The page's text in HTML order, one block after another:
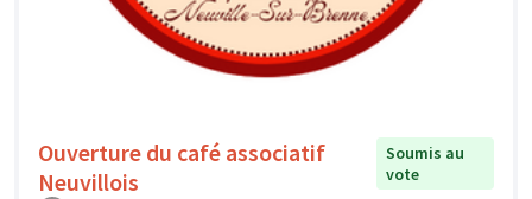
Ouverture du café associatif
Neuvillois
Soumis au
vote